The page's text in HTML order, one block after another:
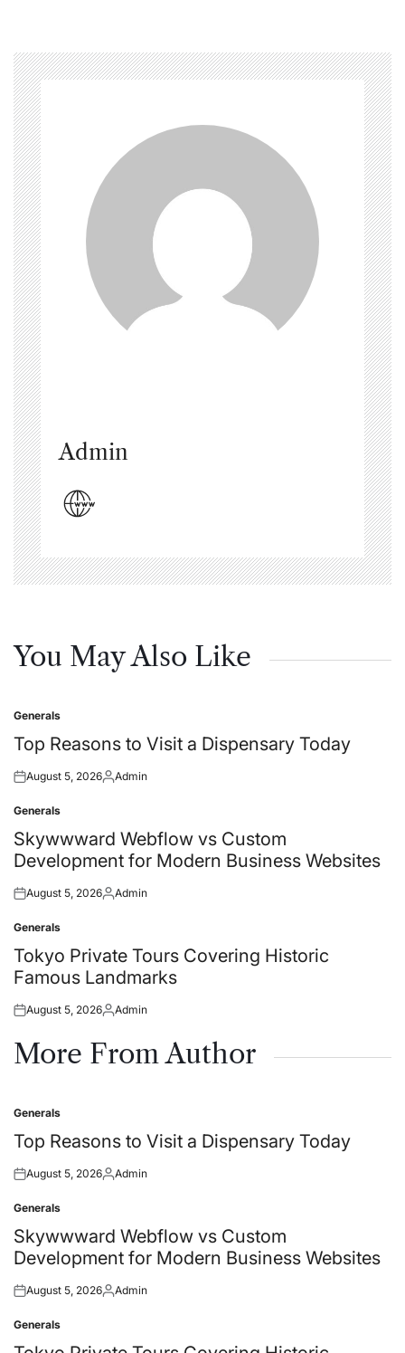
Admin
You May Also Like
Posted
in
Generals
Top Reasons to Visit a Dispensary Today
Posted
August 5, 2026Posted
Admin
Posted
in
Generals
Skywwward Webflow vs Custom
Development for Modern Business Websites
Posted
August 5, 2026Posted
Admin
Posted
in
Generals
Tokyo Private Tours Covering Historic
Famous Landmarks
Posted
August 5, 2026Posted
Admin
More From Author
Posted
in
Generals
Top Reasons to Visit a Dispensary Today
Posted
August 5, 2026Posted
Admin
Posted
in
Generals
Skywwward Webflow vs Custom
Development for Modern Business Websites
Posted
August 5, 2026Posted
Admin
Posted
in
Generals